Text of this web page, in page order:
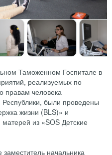
Таможенном Госпитале в
реализуемых по
правам человека
были проведены
жизни (BLS)» и
из «SOS Детские
начальника